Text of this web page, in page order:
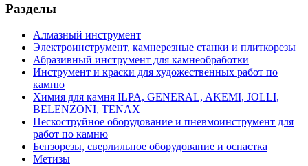
Разделы
Алмазный инструмент
Электроинструмент, камнерезные станки и плиткорезы
Абразивный инструмент для камнеобработки
Инструмент и краски для художественных работ по
камню
Химия для камня ILPA, GENERAL, AKEMI, JOLLI,
BELENZONI, TENAX
Пескоструйное оборудование и пневмоинструмент для
работ по камню
Бензорезы, сверлильное оборудование и оснастка
Метизы